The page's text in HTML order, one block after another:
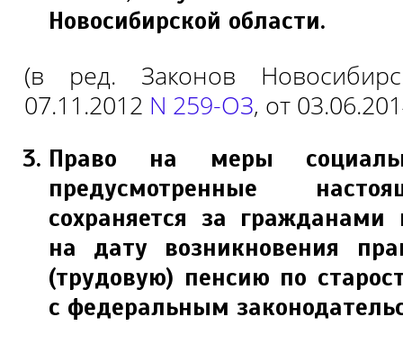
Новосибирской области.
(в ред. Законов
07.11.2012 N 259-ОЗ, от
Право на меры
предусмотренные
сохраняется за
на дату возникновения
(трудовую) пенсию по
с федеральным